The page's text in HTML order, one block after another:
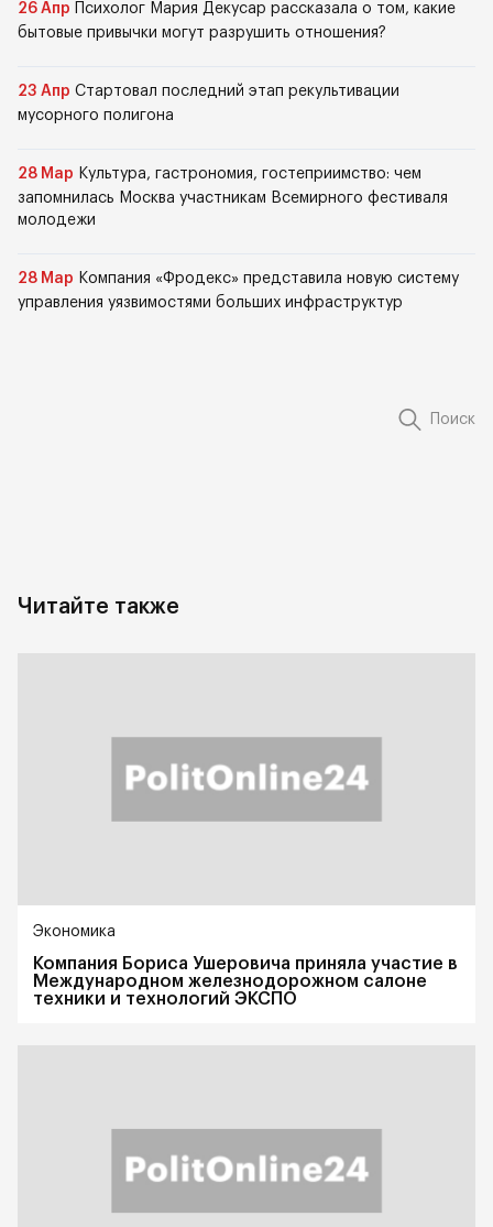
26 Апр
Психолог Мария Декусар рассказала о том, какие
бытовые привычки могут разрушить отношения?
23 Апр Стартовал последний этап рекультивации
мусорного полигона
28 Мар Культура, гастрономия, гостеприимство: чем
запомнилась Москва участникам Всемирного фестиваля
молодежи
28 Мар Компания «Фродекс» представила новую систему
управления уязвимостями больших инфраструктур
Поиск
Читайте также
Экономика
Компания Бориса Ушеровича приняла участие в
Международном железнодорожном салоне
техники и технологий ЭКСПО